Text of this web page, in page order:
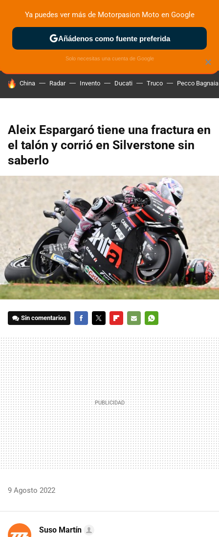
ZONA DE PRUEBAS DEPORTIVAS MOTOS ELÉCTRICAS
HOY SE HABLA DE
China Radar Invento Ducati Truco Pecco Bagnaia
Aleix Espargaró tiene una fractura en
el talón y corrió en Silverstone sin
saberlo
Sin comentarios
MAIL
9 Agosto 2022
Suso Martín
×
Ya puedes ver más de Motorpasion Moto en Google
Añádenos como fuente preferida
Solo necesitas una cuenta de Google